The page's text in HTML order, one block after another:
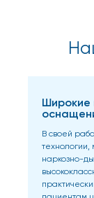
Широкие
В своей
наркозно-